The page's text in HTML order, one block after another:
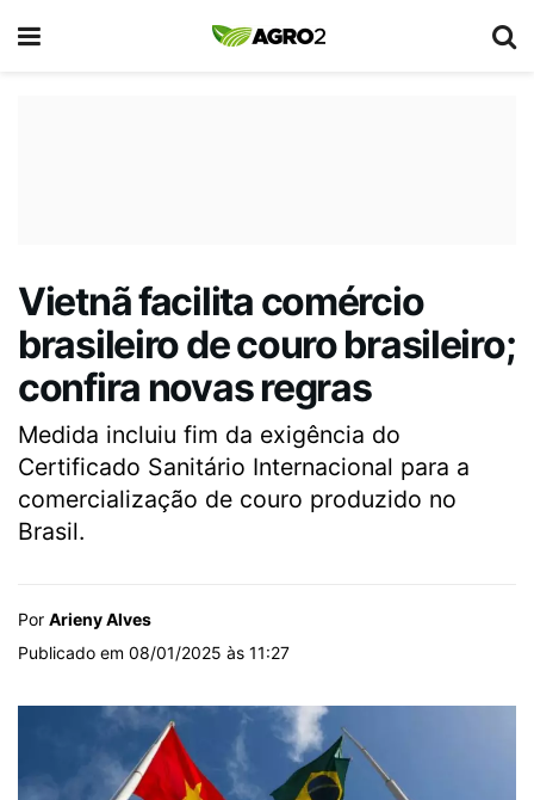
Vietnã facilita comércio
brasileiro de couro brasileiro;
confira novas regras
Medida incluiu fim da exigência do
Certificado Sanitário Internacional para a
comercialização de couro produzido no
Brasil.
Por Arieny Alves
Publicado em 08/01/2025 às 11:27